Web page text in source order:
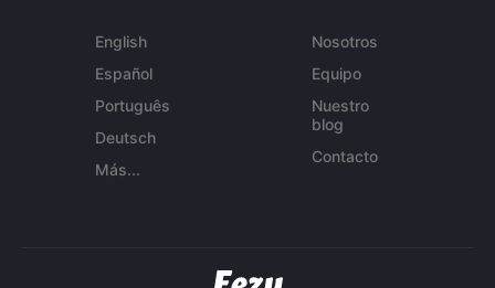
English
Español
Português
Deutsch
Más...
Nosotros
Equipo
Nuestro
blog
Contacto